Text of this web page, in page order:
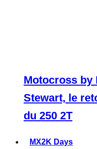
Motocross by
Stewart, le
du 250 2T
MX2K Days